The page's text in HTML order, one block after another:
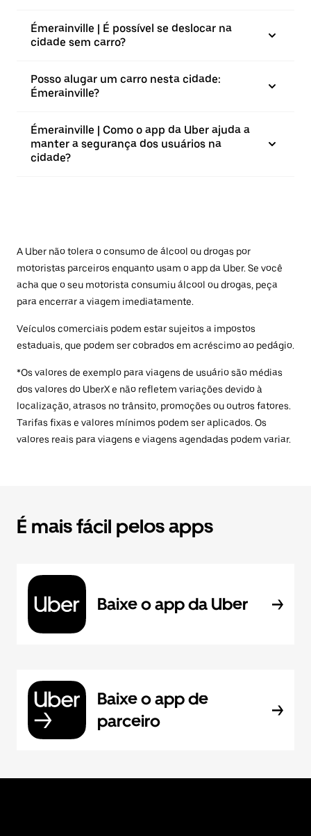
Émerainville | É possível se deslocar na
cidade sem carro?
Posso alugar um carro nesta cidade:
Émerainville?
Émerainville | Como o app da Uber ajuda a
manter a segurança dos usuários na
cidade?
A Uber não tolera o consumo de álcool ou drogas por
motoristas parceiros enquanto usam o app da Uber. Se você
acha que o seu motorista consumiu álcool ou drogas, peça
para encerrar a viagem imediatamente.
Veículos comerciais podem estar sujeitos a impostos
estaduais, que podem ser cobrados em acréscimo ao pedágio.
*Os valores de exemplo para viagens de usuário são médias
dos valores do UberX e não refletem variações devido à
localização, atrasos no trânsito, promoções ou outros fatores.
Tarifas fixas e valores mínimos podem ser aplicados. Os
valores reais para viagens e viagens agendadas podem variar.
É mais fácil pelos apps
Baixe o app da Uber
Baixe o app de
parceiro